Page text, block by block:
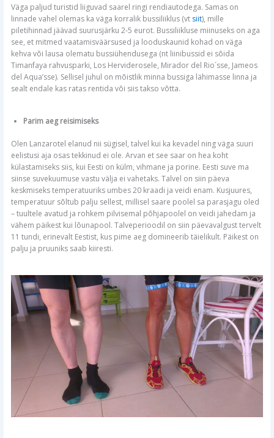
Väga paljud turistid liiguvad saarel ringi rendiautodega. Samas on
linnade vahel olemas ka väga korralik bussiliiklus (vt siit), mille
piletihinnad jäävad suurusjärku 2-5 eurot. Bussiliikluse miinuseks on aga
see, et mitmed vaatamisväärsused ja looduskaunid kohad on väga
kehva või lausa olematu bussiühendusega (nt liinibussid ei sõida
Timanfaya rahvusparki, Los Herviderosele, Mirador del Rio´sse, Jameos
del Aqua’sse). Sellisel juhul on mõistlik minna bussiga lähimasse linna ja
sealt endale kas ratas rentida või siis takso võtta.
Parim aeg reisimiseks
Olen Lanzarotel elanud nii sügisel, talvel kui ka kevadel ning väga suuri
eelistusi aja osas tekkinud ei ole. Arvan et see saar on hea koht
külastamiseks siis, kui Eesti on külm, vihmane ja porine. Eesti suve ma
siinse suvekuumuse vastu välja ei vahetaks. Talvel on siin päeva
keskmiseks temperatuuriks umbes 20 kraadi ja veidi enam. Kusjuures,
temperatuur sõltub palju sellest, millisel saare poolel sa parasjagu oled
– tuultele avatud ja rohkem pilvisemal põhjapoolel on veidi jahedam ja
vähem päikest kui lõunapool. Talveperioodil on siin päevavalgust tervelt
11 tundi, erinevalt Eestist, kus pime aeg domineerib täielikult. Päikest on
palju ja pruuniks saab kiiresti.